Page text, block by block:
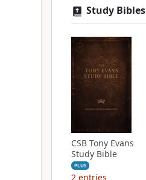
Study Bibles
CSB Tony Evans
Study Bible
PLUS
2 entries